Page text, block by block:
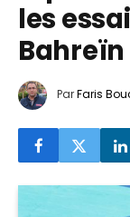
les
Bahreïn
ParFaris